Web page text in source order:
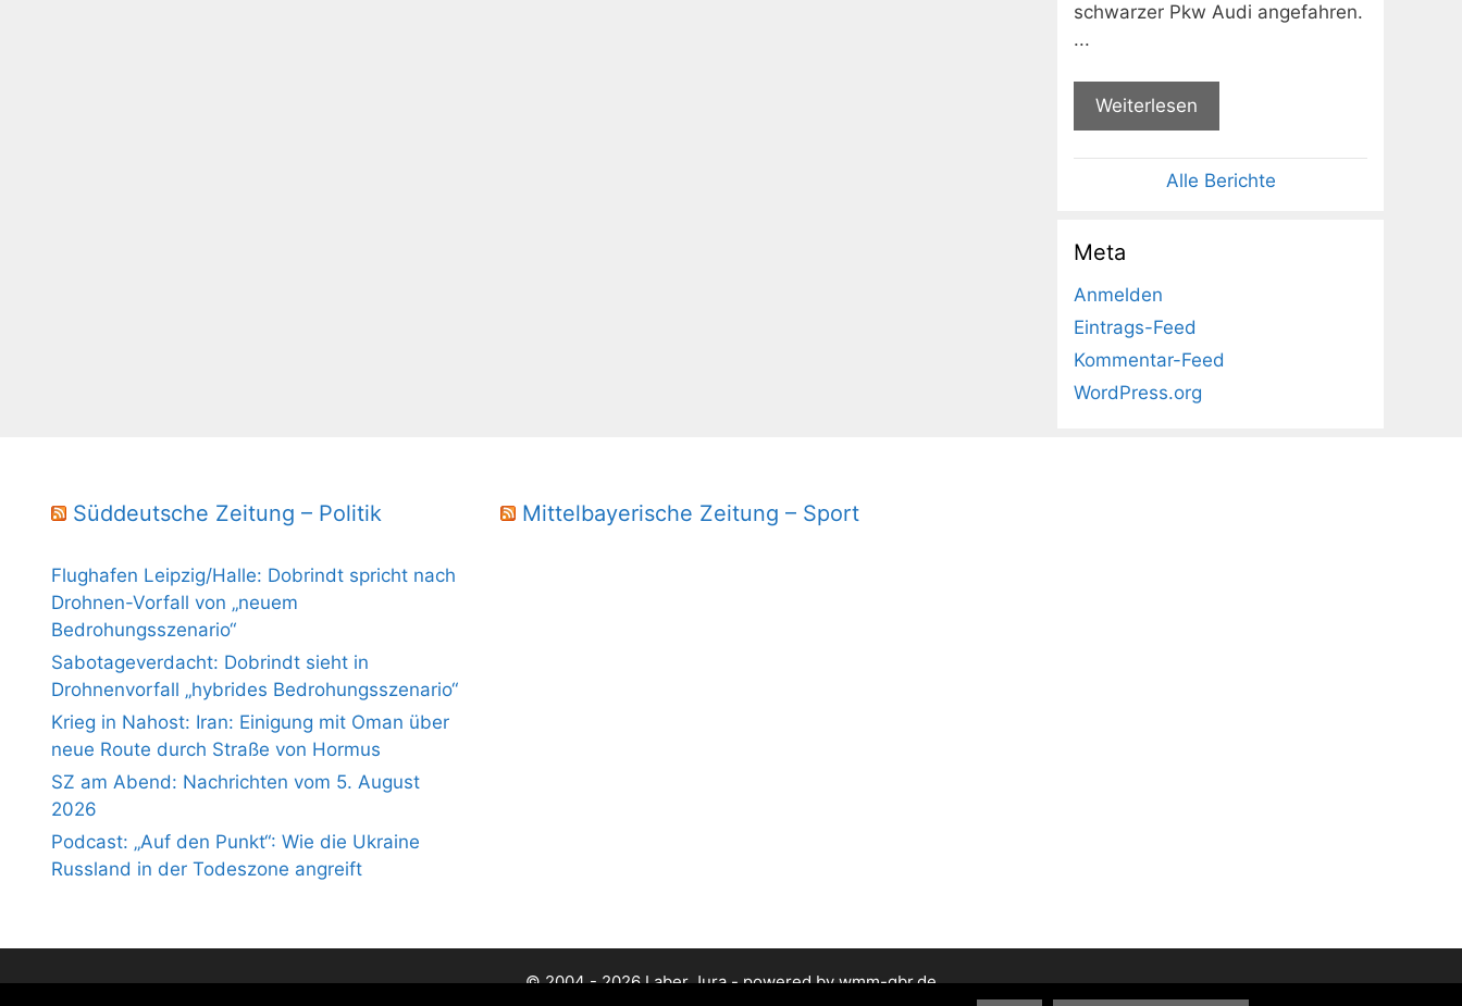
schwarzer Pkw Audi angefahren.
...
Weiterlesen
Alle Berichte
Meta
Anmelden
Eintrags-Feed
Kommentar-Feed
WordPress.org
Süddeutsche Zeitung – Politik
Flughafen Leipzig/Halle: Dobrindt spricht nach
Drohnen-Vorfall von „neuem
Bedrohungsszenario“
Sabotageverdacht: Dobrindt sieht in
Drohnenvorfall „hybrides Bedrohungsszenario“
Krieg in Nahost: Iran: Einigung mit Oman über
neue Route durch Straße von Hormus
SZ am Abend: Nachrichten vom 5. August
2026
Podcast: „Auf den Punkt“: Wie die Ukraine
Russland in der Todeszone angreift
Mittelbayerische Zeitung – Sport
© 2004 - 2026 Laber Jura - powered by wmm-gbr.de